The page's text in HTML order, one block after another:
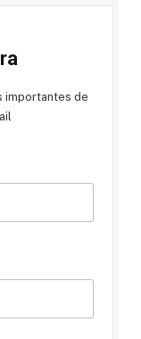
importantes de